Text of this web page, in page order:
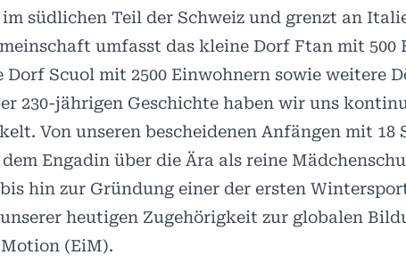
südlichen Teil der Schweiz und grenzt an
umfasst das kleine Dorf Ftan mit 500
Dorf Scuol mit 2500 Einwohnern sowie weitere
230-jährigen Geschichte haben wir uns
Von unseren bescheidenen Anfängen mit 18
Engadin über die Ära als reine
hin zur Gründung einer der ersten
heutigen Zugehörigkeit zur globalen
(EiM).